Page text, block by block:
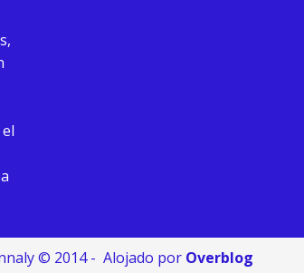
© 2014 - Alojado por Overblog